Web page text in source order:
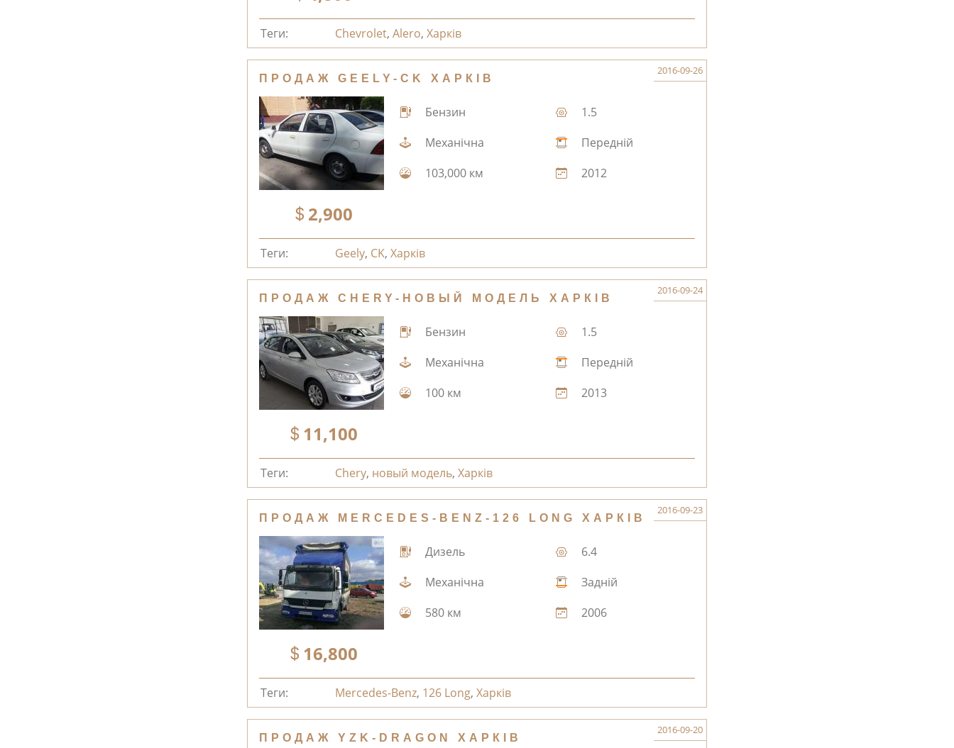
Теги: Chevrolet,Alero,Харків
ПРОДАЖ GEELY-CK ХАРКІВ
2016-09-26
2,900
Бензин
1.5
Механічна
Передній
103,000 км
2012
Теги: Geely, CK,Харків
ПРОДАЖ CHERY-НОВЫЙ МОДЕЛЬ ХАРКІВ
2016-09-24
11,100
Бензин
1.5
Механічна
Передній
100 км
2013
Теги: Chery, новый модель,Харків
ПРОДАЖ MERCEDES-BENZ-126 LONG ХАРКІВ
2016-09-23
16,800
Дизель
6.4
Механічна
Задній
580 км
2006
Теги: Mercedes-Benz, 126 Long,Харків
ПРОДАЖ YZK-DRAGON ХАРКІВ
2016-09-20